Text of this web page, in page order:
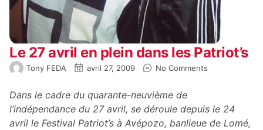
Le 27 avril en plein dans les Patriot’s
Tony FEDA avril 27, 2009 No Comments
Dans le cadre du quarante-neuvième de
l’indépendance du 27 avril, se déroule depuis le 24
avril le Festival Patriot’s à Avépozo, banlieue de Lomé,